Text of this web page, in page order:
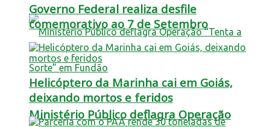
Ministério Público deflagra Operação
Governo Federal realiza desfile
comemorativo ao 7 de Setembro
Helicóptero da Marinha cai em Goiás,
deixando mortos e feridos